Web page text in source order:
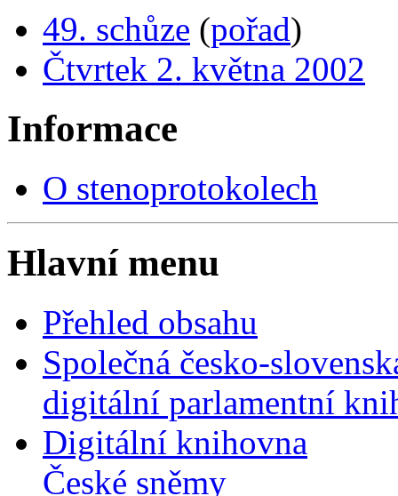
49. schůze (pořad)
Čtvrtek 2. května 2002
Informace
O stenoprotokolech
Hlavní menu
Přehled obsahu
Společná česko-
digitální parlamentní
Digitální knihovna
České sněmy